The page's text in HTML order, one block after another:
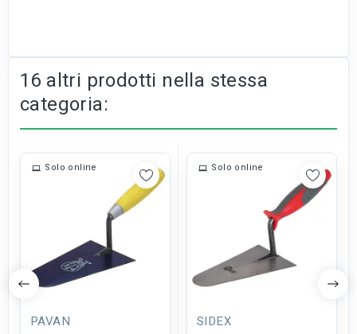
16 altri prodotti nella stessa
categoria:
Solo online
PAVAN
Solo online
SIDEX